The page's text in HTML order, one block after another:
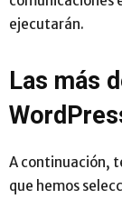
ejecutarán.
Las más
A continuación,
que hemos